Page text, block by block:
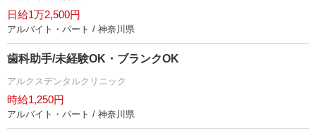
日給1万2,500円
アルバイト・パート / 神奈川県
歯科助手/未経験OK・ブランクOK
アルクスデンタルクリニック
時給1,250円
アルバイト・パート / 神奈川県